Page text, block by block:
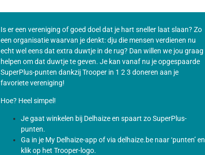
Is er een vereniging of goed doel dat je hart sneller laat slaan? Zo
een organisatie waarvan je denkt: dju die mensen verdienen nu
echt wel eens dat extra duwtje in de rug? Dan willen we jou graag
helpen om dat duwtje te geven. Je kan vanaf nu je opgespaarde
SuperPlus-punten dankzij Trooper in 1 2 3 doneren aan je
favoriete vereniging!
Hoe? Heel simpel!
Je gaat winkelen bij Delhaize en spaart zo SuperPlus-
punten.
Ga in je My Delhaize-app of via delhaize.be naar ‘punten’ en
klik op het Trooper-logo.